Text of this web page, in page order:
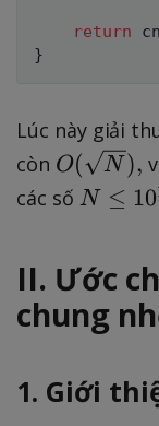
return
}
Lúc này giải
còn O
(
q
r
t
N
O( N ),
các số N
1
0
1
N ≤ 10
II. Ước
chung
1. Giới